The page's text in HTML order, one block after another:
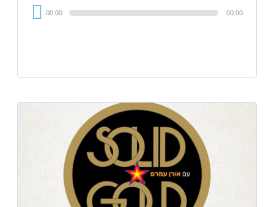
00:00 00:00